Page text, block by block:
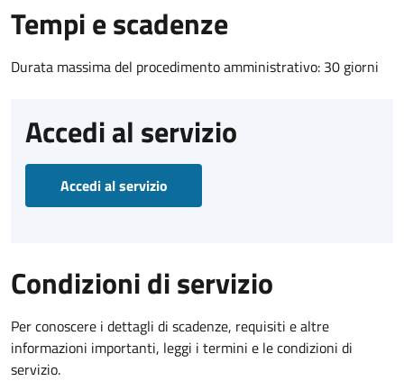
Tempi e scadenze
Durata massima del procedimento amministrativo: 30 giorni
Accedi al servizio
Accedi al servizio
Condizioni di servizio
Per conoscere i dettagli di scadenze, requisiti e altre
informazioni importanti, leggi i termini e le condizioni di
servizio.